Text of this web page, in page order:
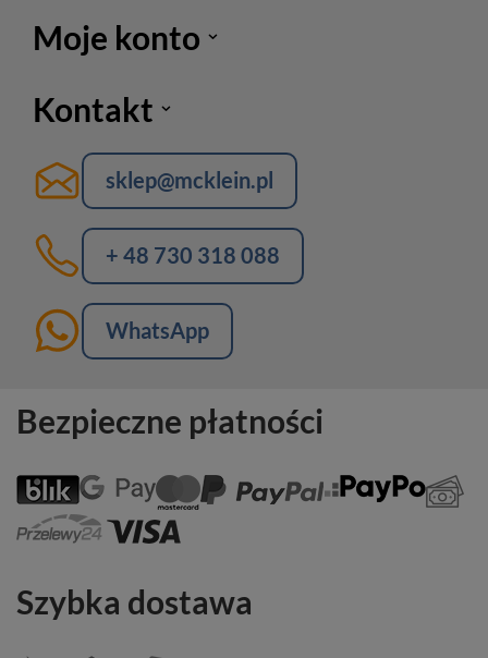
Moje konto
Kontakt
sklep@mcklein.pl
+ 48 730 318 088
WhatsApp
Bezpieczne płatności
Szybka dostawa